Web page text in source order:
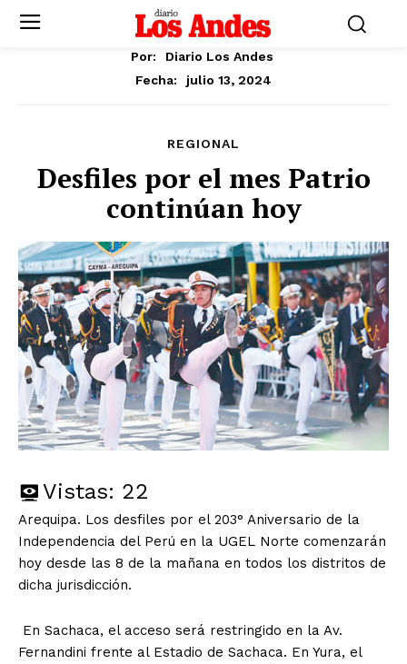
Por:
Diario Los Andes
Fecha:
julio 13, 2024
REGIONAL
Desfiles por el mes Patrio
continúan hoy
Vistas: 22
Arequipa. Los desfiles por el 203° Aniversario de la
Independencia del Perú en la UGEL Norte comenzarán
hoy desde las 8 de la mañana en todos los distritos de
dicha jurisdicción.
En Sachaca, el acceso será restringido en la Av.
Fernandini frente al Estadio de Sachaca. En Yura, el